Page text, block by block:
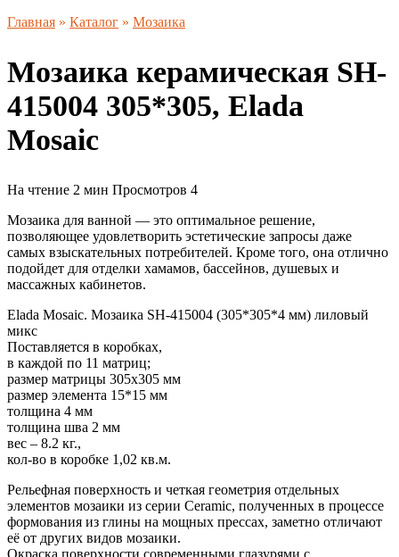
Главная » Каталог » Мозаика
Мозаика керамическая SH-
415004 305*305, Elada
Mosaic
На чтение 2 мин Просмотров 4
Мозаика для ванной — это оптимальное решение,
позволяющее удовлетворить эстетические запросы даже
самых взыскательных потребителей. Кроме того, она отлично
подойдет для отделки хамамов, бассейнов, душевых и
массажных кабинетов.
Elada Mosaic. Мозаика SH-415004 (305*305*4 мм) лиловый
микс
Поставляется в коробках,
в каждой по 11 матриц;
размер матрицы 305х305 мм
размер элемента 15*15 мм
толщина 4 мм
толщина шва 2 мм
вес – 8.2 кг.,
кол-во в коробке 1,02 кв.м.
Рельефная поверхность и четкая геометрия отдельных
элементов мозаики из серии Ceramic, полученных в процессе
формования из глины на мощных прессах, заметно отличают
её от других видов мозаики.
Окраска поверхности современными глазурями с